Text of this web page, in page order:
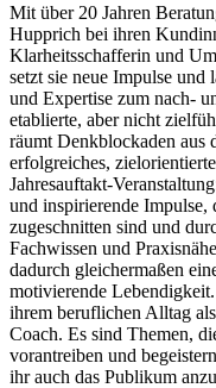
Mit über 20 Jahren
Hupprich bei ihren
Klarheitsschafferin und
setzt sie neue Impulse
und Expertise zum nach-
etablierte, aber nicht
räumt Denkblockaden aus
erfolgreiches,
Jahresauftakt-
und inspirierende
zugeschnitten sind und
Fachwissen und
dadurch gleichermaßen
motivierende
ihrem beruflichen Alltag
Coach. Es sind Themen,
vorantreiben und
ihr auch das Publikum